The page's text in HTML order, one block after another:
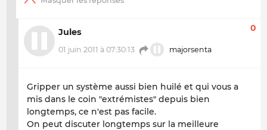
Jules
01 juin 2011 à 07:30:13 majorsenta
0
Gripper un système aussi bien huilé et qui vous a
mis dans le coin "extrémistes" depuis bien
longtemps, ce n'est pas facile.
On peut discuter longtemps sur la meilleure